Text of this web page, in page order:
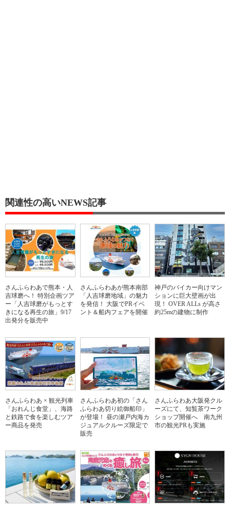
関連性の高いNEWS記事
さんふらわあで熊本・人
吉球磨へ！ 特別企画ツア
ー「人吉球磨がもっとす
きになる再生の旅」9/17
出発分を販売中
さんふらわあが熊本南部
「人吉球磨地域」の魅力
を発信！ 大阪でPRイベ
ント＆船内フェアを開催
神戸のバイカー向けマン
ションに巨大壁画が出
現！ OVER ALLs が高さ
約25mの建物に制作
さんふらわあ × 観光列車
「おれんじ食堂」、海路
と鉄路で食を楽しむツア
ー商品を発売
さんふらわあ初の「さん
ふらわあ切り絵御船印」
が登場！ 昼の瀬戸内海カ
ジュアルクルーズ限定で
販売
さんふらわあ大阪発クル
ーズにて、知覧茶ワーク
ショップ開催へ 南九州
市の観光PRも実施